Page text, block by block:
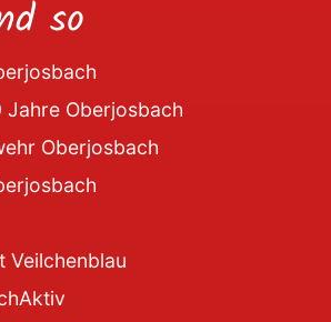
so
Oberjosbach
Oberjosbach
Veilchenblau